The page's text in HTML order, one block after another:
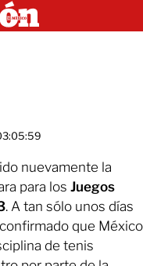
nuevamente la
para los Juegos
. A tan sólo unos días
que México
de tenis